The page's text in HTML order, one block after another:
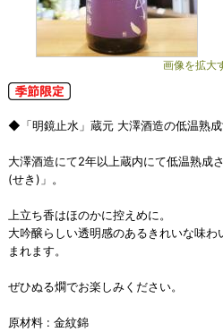
画像を拡大
◆「明鏡止水」蔵元 大澤酒造の低温熟成
大澤酒造にて2年以上蔵内にて低温熟成
(せき)」。
上立ち香はほのかに控えめに。
大吟醸らしい透明感のあるきれいな味
まれます。
ぜひぬる燗でお楽しみください。
原材料 : 金紋錦